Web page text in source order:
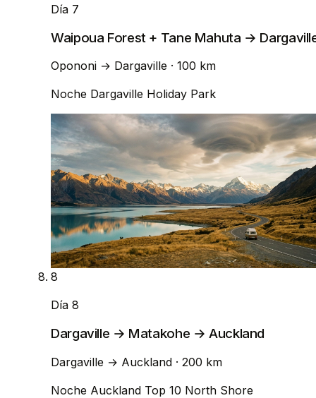
Día 7
Waipoua Forest + Tane Mahuta →
Opononi → Dargaville · 100 km
Noche Dargaville Holiday Park
8
Día 8
Dargaville → Matakohe → Auckland
Dargaville → Auckland · 200 km
Noche Auckland Top 10 North Shore